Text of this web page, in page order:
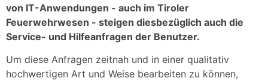
von IT-Anwendungen - auch im Tiroler
Feuerwehrwesen - steigen diesbezüglich auch die
Service- und Hilfeanfragen der Benutzer.
Um diese Anfragen zeitnah und in einer qualitativ
hochwertigen Art und Weise bearbeiten zu können,